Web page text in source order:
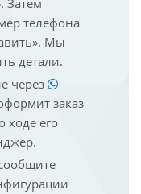
Затем
телефона
Мы
детали.
через
заказ
ходе его